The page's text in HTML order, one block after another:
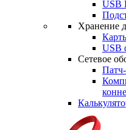
USB
Хранение
USB
Сетевое